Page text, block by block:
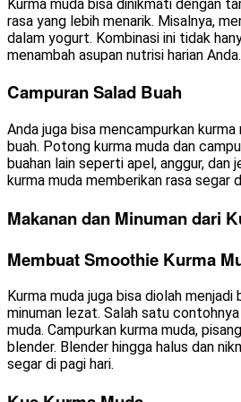
Kurma muda bisa dinikmati dengan
rasa yang lebih menarik. Misalnya,
dalam yogurt. Kombinasi ini tidak
menambah asupan nutrisi harian Anda.
Campuran Salad Buah
Anda juga bisa mencampurkan
buah. Potong kurma muda dan
buahan lain seperti apel, anggur, dan
kurma muda memberikan rasa segar
Makanan dan Minuman dari
Membuat Smoothie Kurma
Kurma muda juga bisa diolah menjadi
minuman lezat. Salah satu
muda. Campurkan kurma muda,
blender. Blender hingga halus dan
segar di pagi hari.